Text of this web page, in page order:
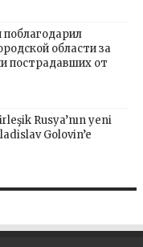
области за
пострадавших от
Rusya’nın yeni
Golovin’e